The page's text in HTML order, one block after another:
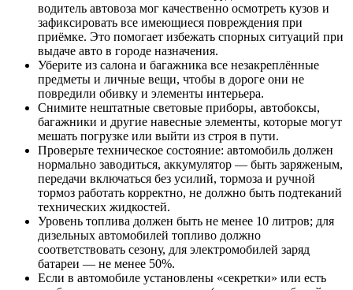
водитель автовоза мог качественно осмотреть кузов и
зафиксировать все имеющиеся повреждения при
приёмке. Это помогает избежать спорных ситуаций при
выдаче авто в городе назначения.
Уберите из салона и багажника все незакреплённые
предметы и личные вещи, чтобы в дороге они не
повредили обивку и элементы интерьера.
Снимите нештатные световые приборы, автобоксы,
багажники и другие навесные элементы, которые могут
мешать погрузке или выйти из строя в пути.
Проверьте техническое состояние: автомобиль должен
нормально заводиться, аккумулятор — быть заряженым,
передачи включаться без усилий, тормоза и ручной
тормоз работать корректно, не должно быть подтеканий
технических жидкостей.
Уровень топлива должен быть не менее 10 литров; для
дизельных автомобилей топливо должно
соответствовать сезону, для электромобилей заряд
батареи — не менее 50%.
Если в автомобиле установлены «секретки» или есть